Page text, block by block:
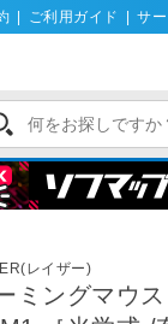
ご利用ガイド サ
レイザー)
ミングマウ